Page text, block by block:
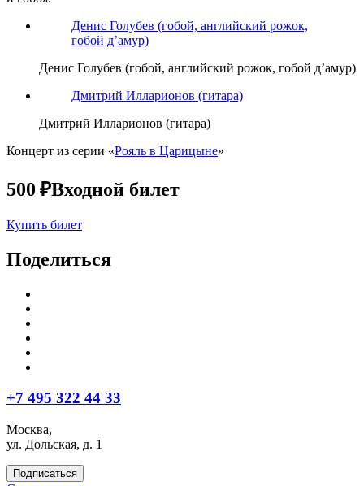
Денис Голубев (гобой, английский рожок,
гобой д’амур)
Денис Голубев (гобой, английский рожок, гобой д’амур)
Дмитрий Илларионов (гитара)
Дмитрий Илларионов (гитара)
Концерт из серии «Рояль в Царицыне»
500 ₽Входной билет
Купить билет
Поделиться
+7 495 322 44 33
Москва,
ул. Дольская, д. 1
Подписаться